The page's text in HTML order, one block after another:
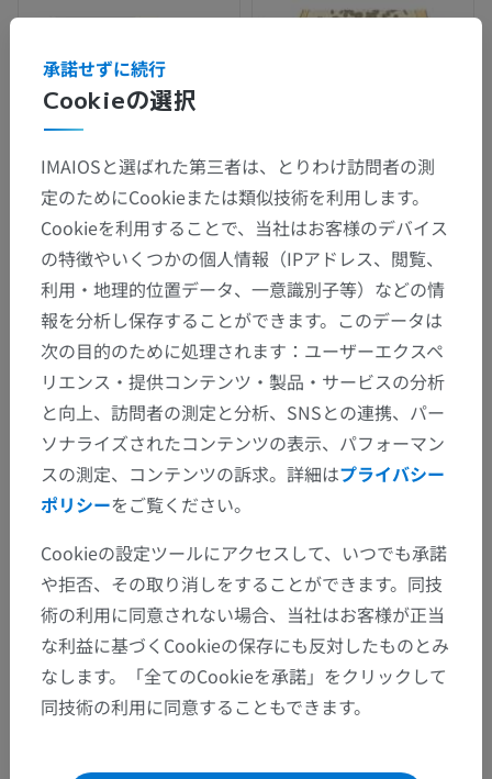
解剖学的階層
人体解剖学2
人体> 統合系> 神経系> 末梢神経系> 神経>
脊髄神経> 脊髄神経幹
下位構造：
脊髄神経前根
脊髄神経後根
脊髄神経前枝
脊髄神経後枝
人体解剖学1
Cookieの選択
承諾せずに続行
IMAIOSと選ばれた第三者は、とりわけ訪問者の測
定のためにCookieまたは類似技術を利用します。
Cookieを利用することで、当社はお客様のデバイス
の特徴やいくつかの個人情報（IPアドレス、閲覧、
利用・地理的位置データ、一意識別子等）などの情
報を分析し保存することができます。このデータは
次の目的のために処理されます：ユーザーエクスペ
リエンス・提供コンテンツ・製品・サービスの分析
と向上、訪問者の測定と分析、SNSとの連携、パー
ソナライズされたコンテンツの表示、パフォーマン
スの測定、コンテンツの訴求。詳細はプライバシー
ポリシーをご覧ください。
Cookieの設定ツールにアクセスして、いつでも承諾
や拒否、その取り消しをすることができます。同技
術の利用に同意されない場合、当社はお客様が正当
な利益に基づくCookieの保存にも反対したものとみ
なします。「全てのCookieを承諾」をクリックして
同技術の利用に同意することもできます。